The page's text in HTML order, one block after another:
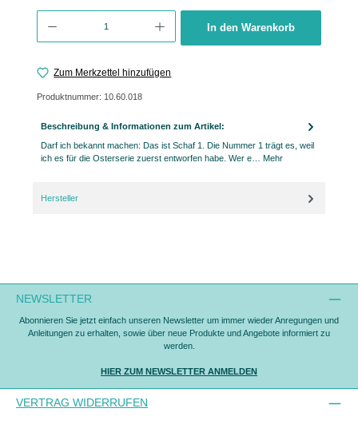
In den Warenkorb
Zum Merkzettel hinzufügen
Produktnummer: 10.60.018
Beschreibung & Informationen zum Artikel:
Darf ich bekannt machen: Das ist Schaf 1. Die Nummer 1 trägt es, weil
ich es für die Osterserie zuerst entworfen habe. Wer e… Mehr
Hersteller
NEWSLETTER
Abonnieren Sie jetzt einfach unseren Newsletter um immer wieder Anregungen und
Anleitungen zu erhalten, sowie über neue Produkte und Angebote informiert zu
werden.
HIER ZUM NEWSLETTER ANMELDEN
VERTRAG WIDERRUFEN